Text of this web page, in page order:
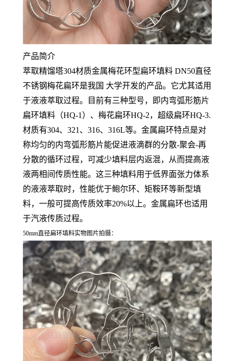
产品简介
萃取精馏塔304材质金属梅花环型扁环填料 DN50直径
不锈钢梅花扁环是我国 大学开发的产品。它尤其适用
于液液萃取过程。目前有三种型号，即内弯弧形筋片
扁环填料（HQ-1）、梅花扁环HQ-2，超级扁环HQ-3.
材质有304、321、316、316L等。金属扁环特点是对
称均匀的内弯弧形筋片能促进液滴群的分散-聚会-再
分散的循环过程，可减少填料层内返混，从而提高液
液两相间传质性能。这三种填料用于低界面张力体系
的液液萃取时，性能优于鲍尔环、矩鞍环等新型填
料，一般可提高传质效率20%以上。金属扁环也适用
于汽液传质过程。
50mm直径扁环填料实物图片拍摄：